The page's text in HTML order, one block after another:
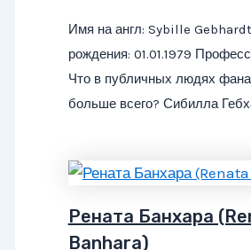
Имя на англ: Sybille
рождения: 01.01.1979
Что в публичных людях
больше всего? Сибилла
Рената Банхара
Banhara)